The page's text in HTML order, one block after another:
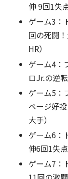
伸 9回1失
ゲーム3：
回の死闘
HR）
ゲーム4：
ロJr.の逆
ゲーム5：
ベージ好
大手）
ゲーム6：
伸6回1失
ゲーム7：